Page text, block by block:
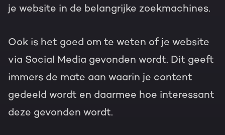
je website in de belangrijke zoekmachines.
Ook is het goed om te weten of je website
via Social Media gevonden wordt. Dit geeft
immers de mate aan waarin je content
gedeeld wordt en daarmee hoe interessant
deze gevonden wordt.